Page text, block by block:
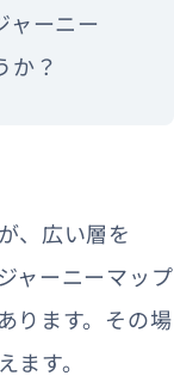
ャーニー
か？
、広い層を
ャーニーマップ
ります。その場
す。